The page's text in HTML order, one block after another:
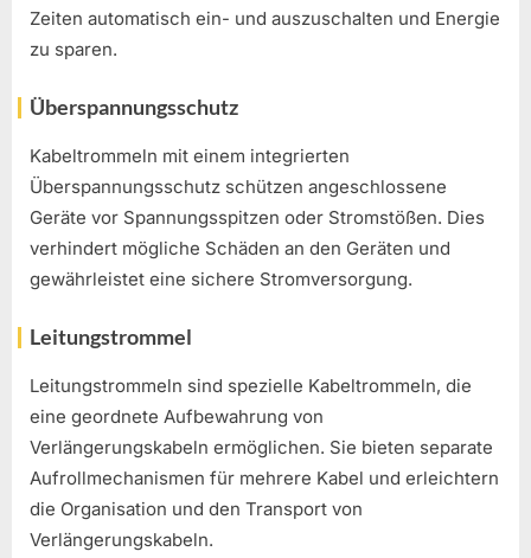
Zeiten automatisch ein- und auszuschalten und Energie
zu sparen.
Überspannungsschutz
Kabeltrommeln mit einem integrierten
Überspannungsschutz schützen angeschlossene
Geräte vor Spannungsspitzen oder Stromstößen. Dies
verhindert mögliche Schäden an den Geräten und
gewährleistet eine sichere Stromversorgung.
Leitungstrommel
Leitungstrommeln sind spezielle Kabeltrommeln, die
eine geordnete Aufbewahrung von
Verlängerungskabeln ermöglichen. Sie bieten separate
Aufrollmechanismen für mehrere Kabel und erleichtern
die Organisation und den Transport von
Verlängerungskabeln.